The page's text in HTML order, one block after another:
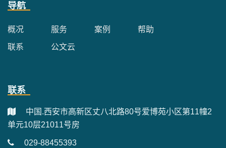
导航
概况 服务 案例 帮助
联系 公文云
联系
中国.西安市高新区丈八北路80号爱博苑小区第11幢2
单元10层21011号房
029-88455393